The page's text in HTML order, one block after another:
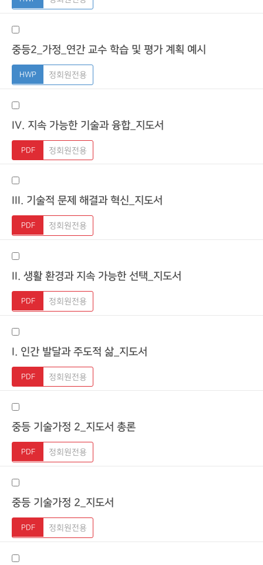
중등2_가정_연간 교수 학습 및 평가 계획 예시
정회원전용
IV. 지속 가능한 기술과 융합_지도서
정회원전용
III. 기술적 문제 해결과 혁신_지도서
정회원전용
II. 생활 환경과 지속 가능한 선택_지도서
정회원전용
I. 인간 발달과 주도적 삶_지도서
정회원전용
중등 기술가정 2_지도서 총론
정회원전용
중등 기술가정 2_지도서
정회원전용